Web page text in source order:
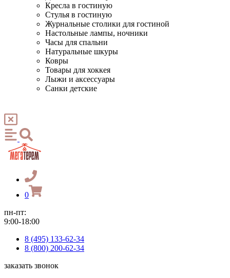
Кресла в гостиную
Стулья в гостиную
Журнальные столики для гостиной
Настольные лампы, ночники
Часы для спальни
Натуральные шкуры
Ковры
Товары для хоккея
Лыжи и аксессуары
Санки детские
0
пн-пт:
9:00-18:00
8 (495) 133-62-34
8 (800) 200-62-34
заказать звонок